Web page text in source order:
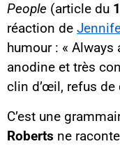
People (article du
réaction de
humour : « Always
anodine et très
clin d’œil, refus de
C’est une
Roberts ne